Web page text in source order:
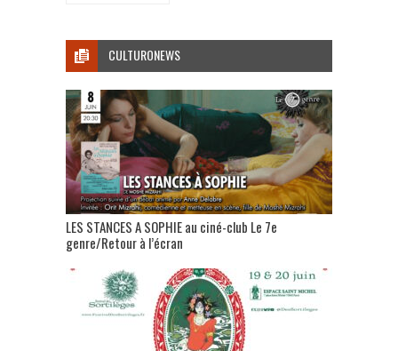
CULTURONEWS
LES STANCES A SOPHIE au ciné-club Le 7e
genre/Retour à l’écran